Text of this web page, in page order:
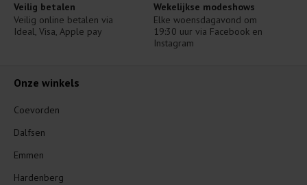
Veilig betalen
Veilig online betalen via
Ideal, Visa, Apple pay
Wekelijkse modeshows
Elke woensdagavond om
19:30 uur via Facebook en
Instagram
Onze winkels
Coevorden
Dalfsen
Emmen
Hardenberg